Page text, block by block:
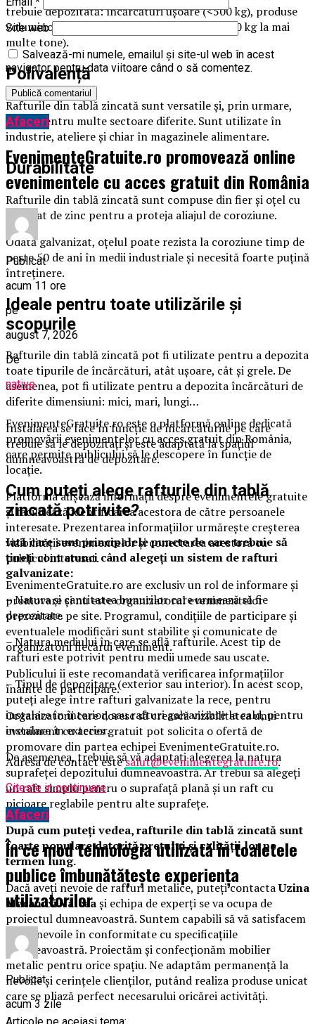
trebuie depozitată: încărcături ușoare (<500 kg), produse
voluminoase (500-700 kg) sau paleți (de la 800 kg la mai
multe tone).
Polivalență
Rafturile din tablă zincată sunt versatile și, prin urmare,
ideale pentru multe sectoare diferite. Sunt utilizate în
industrie, ateliere și chiar în magazinele alimentare.
Durabilitate
Rafturile din tablă zincată sunt compuse din fier și oțel cu
un strat de zinc pentru a proteja aliajul de coroziune.
Odată galvanizat, oțelul poate rezista la coroziune timp de
peste 50 de ani în medii industriale și necesită foarte puțină
întreținere.
Ideale pentru toate utilizările și
scopurile
Rafturile din tablă zincată pot fi utilizate pentru a depozita
toate tipurile de încărcături, atât ușoare, cât și grele. De
asemenea, pot fi utilizate pentru a depozita încărcături de
diferite dimensiuni: mici, mari, lungi…
Instalarea se face în funcție de încărcăturile pe care
trebuie să le depozitați și este adaptată la spațiul
dumneavoastră de depozitare.
Cum puteți alege rafturile din tablă
zincată potrivite?
Iată care sunt principalele puncte de care trebuie să
țineți cont atunci când alegeți un sistem de rafturi
galvanizate:
– Natura și cantitatea bunurilor care urmează să fie
depozitate.
– Natura mediului în care se află rafturile. Acest tip de
rafturi este potrivit pentru medii umede sau uscate.
– Tipul de depozitare (exterior sau interior). În acest scop,
puteți alege între rafturi galvanizate la rece, pentru
instalare în interior, sau rafturi galvanizate la cald, pentru
instalare în exterior.
De asemenea, trebuie să vă adaptați alegerea la natura
suprafeței depozitului dumneavoastră. Ar trebui să alegeți
un raft simplu pentru o suprafață plană și un raft cu
picioare reglabile pentru alte suprafețe.
După cum puteți vedea, rafturile din tablă zincată sunt
foarte populare datorită prețului și calității lor pe
termen lung.
Dacă aveți nevoie de rafturi metalice, puteţi contactaUzina
Mecanică Vâlceaşi echipa de experți se va ocupa de
proiectul dumneavoastră. Suntem capabili să vă satisfacem
toate nevoile în conformitate cu specificațiile
dumneavoastră. Proiectăm și confecționăm mobilier
metalic pentru orice spațiu. Ne adaptăm permanență la
nevoile și cerințele clienților, putând realiza produse unicat
care se pliază perfect necesarului oricărei activități.
Site web
Salvează-mi numele, emailul și site-ul web în acest
navigator pentru data viitoare când o să comentez.
Afaceri
EvenimenteGratuite.ro promovează online
evenimentele cu acces gratuit din România
Publicat
acum 11 ore
pe
august 7, 2026
De
native
EvenimenteGratuite.ro este o platformă online dedicată
promovării evenimentelor cu acces gratuit din România,
care permite publicului să le descopere în funcție de
locație.
Platforma afișează informații despre evenimentele gratuite
și facilitează identificarea acestora de către persoanele
interesate. Prezentarea informațiilor urmărește creșterea
vizibilității evenimentelor și conectarea acestora cu
publicul interesat.
EvenimenteGratuite.ro are exclusiv un rol de informare și
promovare și nu este organizatorul evenimentelor
prezentate pe site. Programul, condițiile de participare și
eventualele modificări sunt stabilite și comunicate de
organizatorii fiecărui eveniment.
Publicului îi este recomandată verificarea informațiilor
înainte de participare.
Organizatorii care doresc să crească vizibilitatea unui
eveniment cu acces gratuit pot solicita o ofertă de
promovare din partea echipei EvenimenteGratuite.ro.
Adresa de contact estesalut@evenimentegratuite.ro.
Citeste in continuare
Afaceri
În ce mod tehnologia utilizată în toaletele
publice îmbunătățește experiența
utilizatorilor
Publicat
acum 3 zile